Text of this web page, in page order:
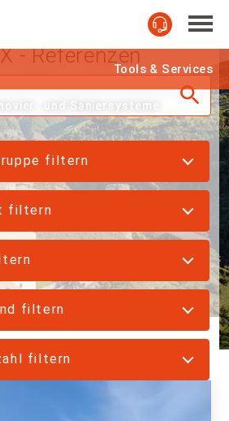
Tools & Services
und Saniersysteme
- Referenzen
filtern
filtern
filtern
filtern